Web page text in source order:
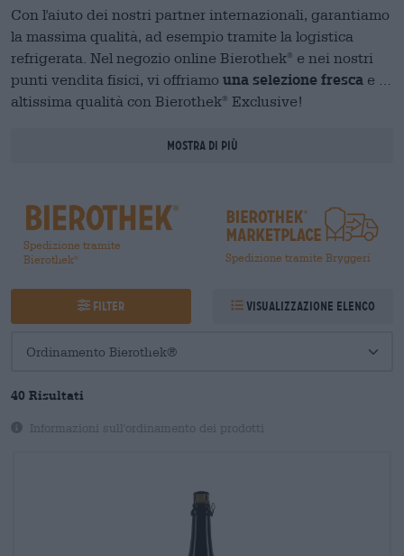
Con l'aiuto dei nostri partner internazionali, garantiamo
la massima qualità, ad esempio tramite la logistica
refrigerata. Nel negozio online Bierothek® e nei nostri
punti vendita fisici, vi offriamo una selezione fresca e di
altissima qualità con Bierothek® Exclusive!
Mostra di più
Spedizione tramite
Bierothek
Spedizione tramite Bryggeri
Filter Visualizzazione elenco
40 Risultati
Informazioni sull'ordinamento dei prodotti